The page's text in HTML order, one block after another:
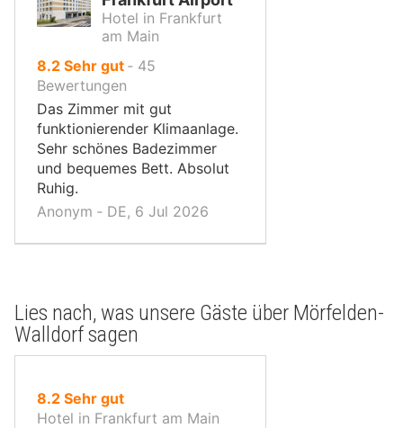
Hotel in Frankfurt
am Main
8.2 von
10,
Sehr gut ‐ 45
Bewertungen
Das Zimmer mit gut
funktionierender Klimaanlage.
Sehr schönes Badezimmer
und bequemes Bett. Absolut
Ruhig.
Anonym ‐ DE, 6 Jul 2026
Lies nach, was unsere Gäste über Mörfelden-
Walldorf sagen
8.2 von
10,
Sehr gut
Hotel in Frankfurt am Main